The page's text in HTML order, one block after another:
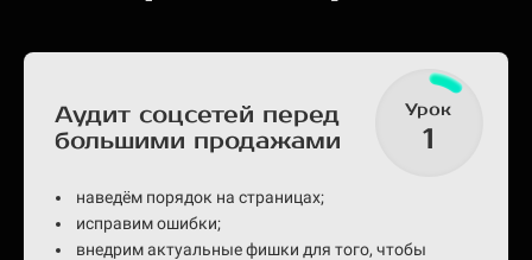
Аудит соцсетей перед
большими продажами
Урок
1
наведём порядок на страницах;
исправим ошибки;
внедрим актуальные фишки для того, чтобы